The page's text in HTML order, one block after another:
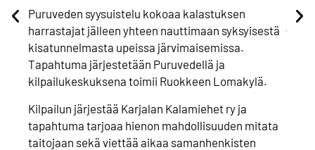
Puruveden syysuistelu kokoaa kalastuksen
harrastajat jälleen yhteen nauttimaan syksyisestä
kisatunnelmasta upeissa järvimaisemissa.
Tapahtuma järjestetään Puruvedellä ja
kilpailukeskuksena toimii Ruokkeen Lomakylä.
Kilpailun järjestää Karjalan Kalamiehet ry ja
tapahtuma tarjoaa hienon mahdollisuuden mitata
taitojaan sekä viettää aikaa samanhenkisten